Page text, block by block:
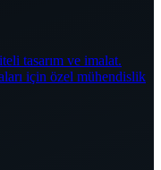
tasarım ve imalat.
için özel mühendislik